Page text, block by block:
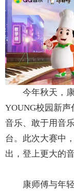
今年秋天，
YOUNG校园新
音乐、敢于用音
台。此次大赛中
出，登上更大的
康师傅与年